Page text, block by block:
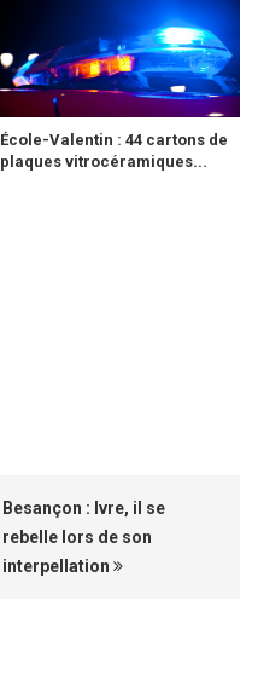
École-Valentin : 44 cartons de
plaques vitrocéramiques...
Besançon : Ivre, il se
rebelle lors de son
interpellation